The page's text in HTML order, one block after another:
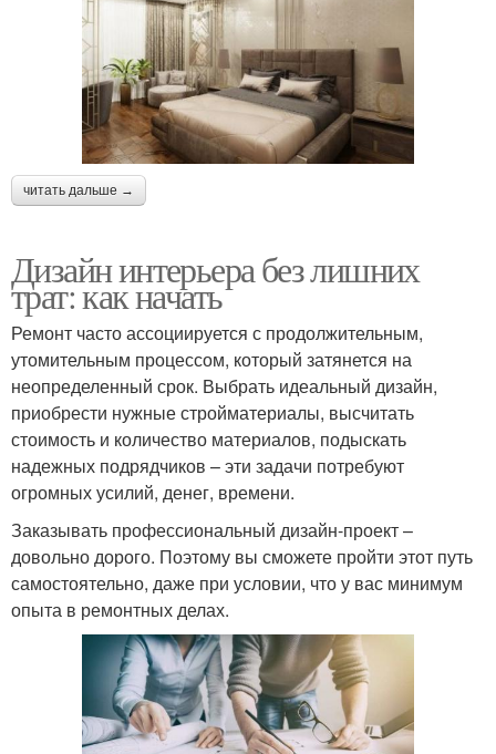
читать дальше →
Дизайн интерьера без лишних
трат: как начать
Ремонт часто ассоциируется с продолжительным,
утомительным процессом, который затянется на
неопределенный срок. Выбрать идеальный дизайн,
приобрести нужные стройматериалы, высчитать
стоимость и количество материалов, подыскать
надежных подрядчиков – эти задачи потребуют
огромных усилий, денег, времени.
Заказывать профессиональный дизайн-проект –
довольно дорого. Поэтому вы сможете пройти этот путь
самостоятельно, даже при условии, что у вас минимум
опыта в ремонтных делах.